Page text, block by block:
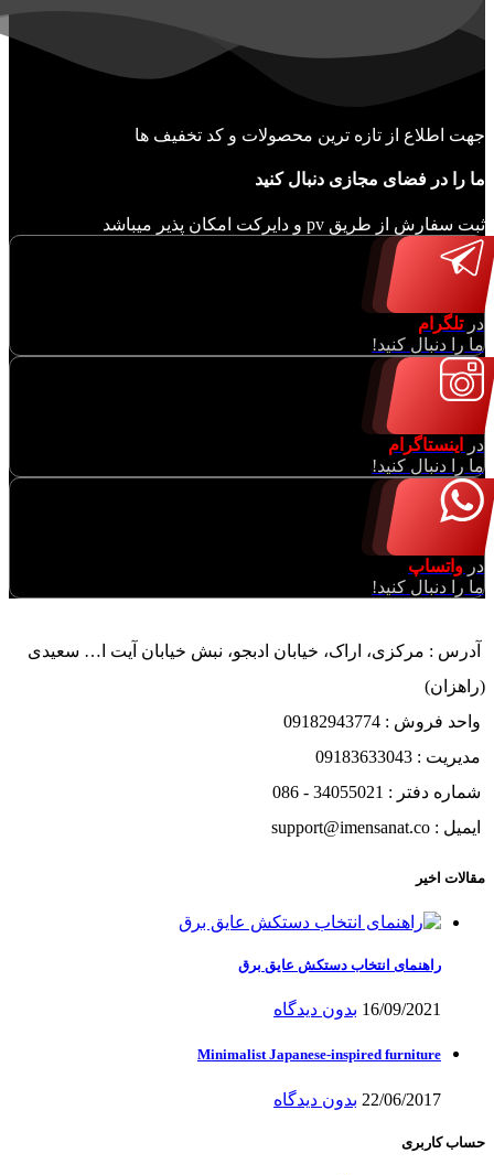
جهت اطلاع از تازه ترین محصولات و کد تخفیف ها
ما را در فضای مجازی دنبال کنید
ثبت سفارش از طریق pv و دایرکت امکان پذیر میباشد
درتلگرام
ما را دنبال کنید!
در
اینستاگرام
ما را دنبال کنید!
در واتساپ
ما را دنبال کنید!
آدرس : مرکزی، اراک، خیابان ادبجو، نبش خیابان آیت ا… سعیدی
(راهزان)
واحد فروش : 09182943774
مدیریت : 09183633043
شماره دفتر : 34055021 - 086
ایمیل : support@imensanat.co
مقالات اخیر
راهنمای انتخاب دستکش عایق برق
16/09/2021 بدون دیدگاه
Minimalist Japanese-inspired furniture
22/06/2017 بدون دیدگاه
حساب کاربری